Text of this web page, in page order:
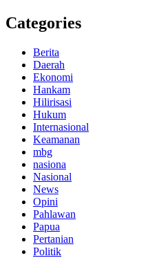
Categories
Berita
Daerah
Ekonomi
Hankam
Hilirisasi
Hukum
Internasional
Keamanan
mbg
nasiona
Nasional
News
Opini
Pahlawan
Papua
Pertanian
Politik